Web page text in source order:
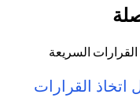
القرارات